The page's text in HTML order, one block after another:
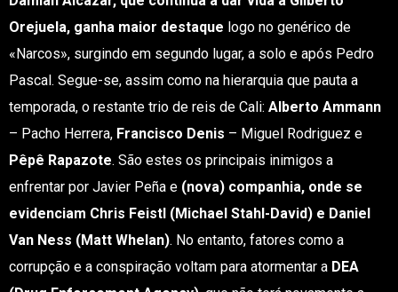
Orejuela, ganha maior destaque logo no genérico de
«Narcos», surgindo em segundo lugar, a solo e após Pedro
Pascal. Segue-se, assim como na hierarquia que pauta a
temporada, o restante trio de reis de Cali: Alberto Ammann
– Pacho Herrera, Francisco Denis – Miguel Rodriguez e
Pêpê Rapazote. São estes os principais inimigos a
enfrentar por Javier Peña e (nova) companhia, onde se
evidenciam Chris Feistl (Michael Stahl-David) e Daniel
Van Ness (Matt Whelan). No entanto, fatores como a
corrupção e a conspiração voltam para atormentar a DEA